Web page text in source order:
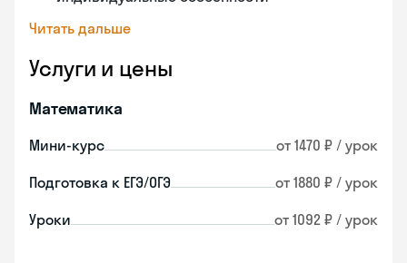
Читать дальше
Услуги и цены
Математика
Мини-курс от 1470 ₽ / урок
Подготовка к ЕГЭ/ОГЭ от 1880 ₽ / урок
Уроки от 1092 ₽ / урок